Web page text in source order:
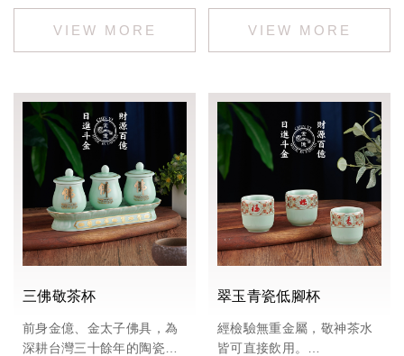
尺寸：
杯底座寬3.8公分 杯口徑
4.6公分 高6公分
整組：全寬約19.8公分、總
高約約10公分(最底到蓋子最
高處)
5.5公分
※歡迎私訊詢問價格
三佛敬茶杯
前身金億、金太子佛具，為
深耕台灣三十餘年的陶瓷工
翠玉青瓷低腳杯
經檢驗無重金屬，敬神茶水
皆可直接飲用。